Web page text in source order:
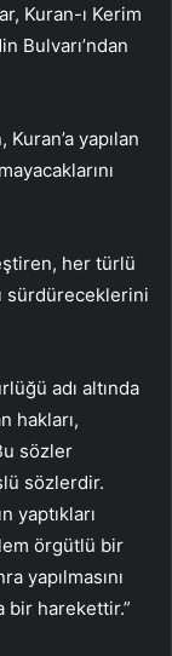
Kuran-ı Kerim
Bulvarı’ndan
yapılan
her türlü
sürdüreceklerini
adı altında
hakları,
sözler
sözlerdir.
yaptıkları
örgütlü bir
yapılmasını
bir harekettir.”